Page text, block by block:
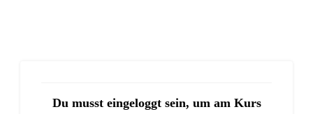
Du musst eingeloggt sein, um am Kurs